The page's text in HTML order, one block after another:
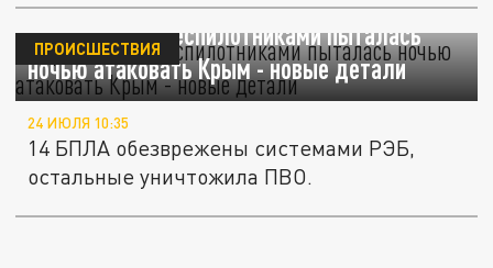
Украина 17-ю беспилотниками пыталась
ночью атаковать Крым - новые детали
ПРОИСШЕСТВИЯ
24 ИЮЛЯ 10:35
14 БПЛА обезврежены системами РЭБ,
остальные уничтожила ПВО.